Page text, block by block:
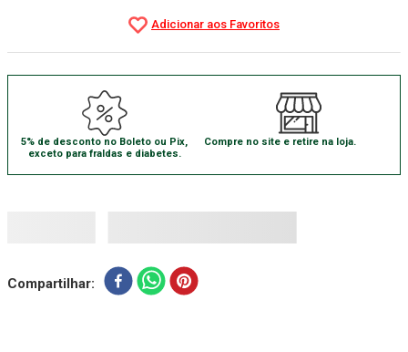
5% de desconto no Boleto ou Pix,
exceto para fraldas e diabetes.
Compre no site e retire na loja.
Compartilhar